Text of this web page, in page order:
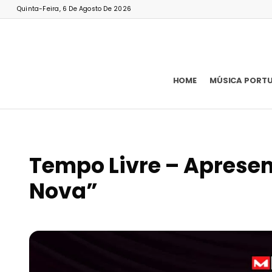
Quinta-Feira, 6 De Agosto De 2026
HOME MÚSICA
Tempo Livre –
Nova”